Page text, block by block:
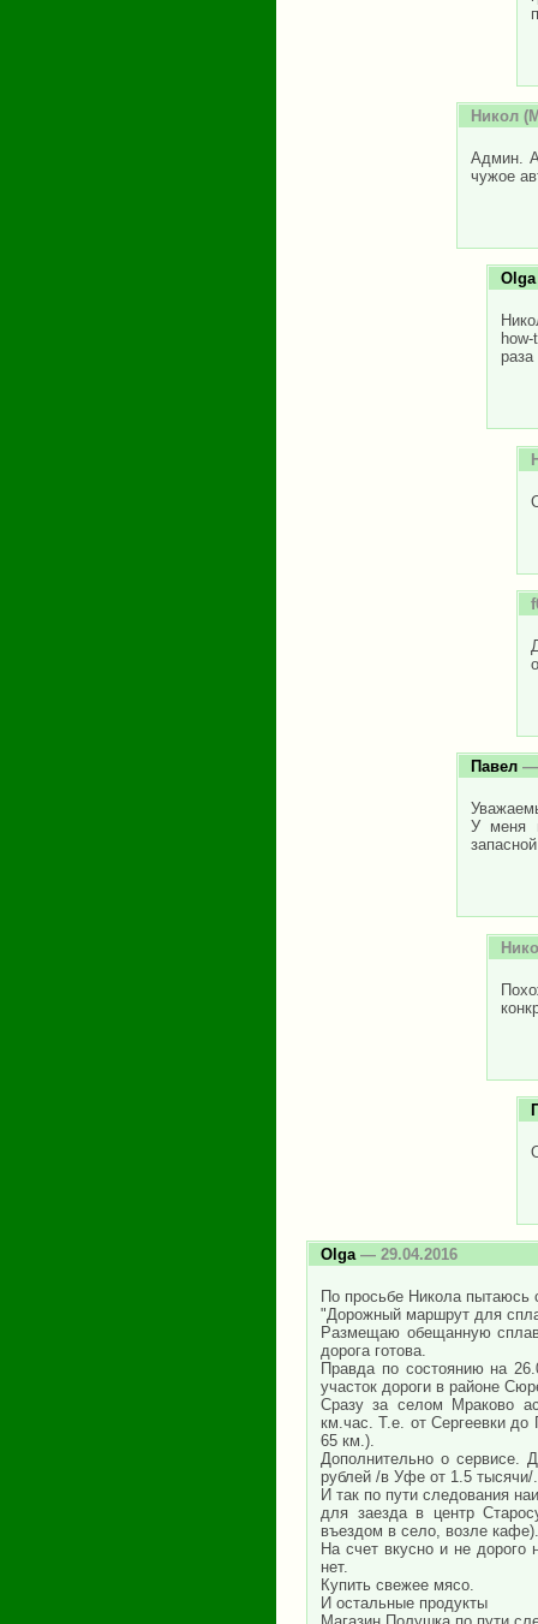
Никол
Админ. А
чужое
Olga
Павел —
У меня
Olga— 29.04.2016
По просьбе Никола пытаюсь
"Дорожный маршрут для
Размещаю обещанную
дорога готова.
Правда по состоянию на
участок дороги в районе
Сразу за селом Мраково
км.час. Т.е. от Сергеевки
65 км.).
Дополнительно о сервисе.
рублей /в Уфе от 1.5
И так по пути следования
для заезда в центр
въездом в село, возле
На счет вкусно и не
нет.
Купить свежее мясо.
И остальные продукты